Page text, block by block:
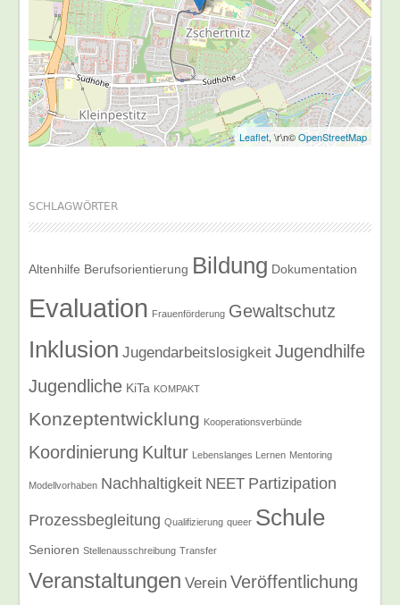
Leaflet, \r\n©OpenStreetMap
SCHLAGWÖRTER
Altenhilfe Berufsorientierung Bildung Dokumentation
Evaluation Frauenförderung Gewaltschutz
Inklusion Jugendarbeitslosigkeit Jugendhilfe
Jugendliche KiTa KOMPAKT
Konzeptentwicklung Kooperationsverbünde
Koordinierung Kultur Lebenslanges Lernen Mentoring
Modellvorhaben Nachhaltigkeit NEET Partizipation
Prozessbegleitung Qualifizierung queer Schule
Senioren Stellenausschreibung Transfer
Veranstaltungen Verein Veröffentlichung